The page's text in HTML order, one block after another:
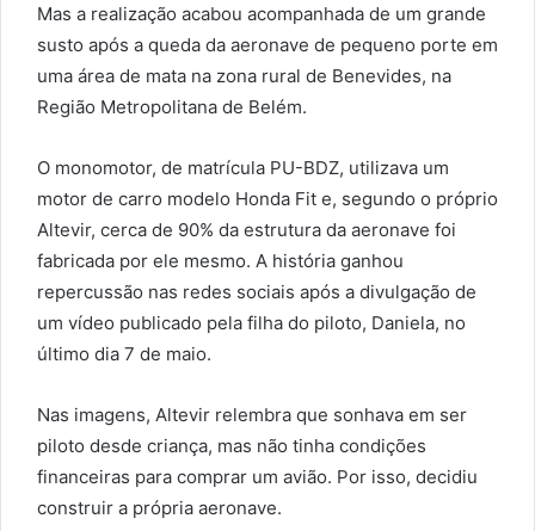
Mas a realização acabou acompanhada de um grande
susto após a queda da aeronave de pequeno porte em
uma área de mata na zona rural de Benevides, na
Região Metropolitana de Belém.
O monomotor, de matrícula PU-BDZ, utilizava um
motor de carro modelo Honda Fit e, segundo o próprio
Altevir, cerca de 90% da estrutura da aeronave foi
fabricada por ele mesmo. A história ganhou
repercussão nas redes sociais após a divulgação de
um vídeo publicado pela filha do piloto, Daniela, no
último dia 7 de maio.
Nas imagens, Altevir relembra que sonhava em ser
piloto desde criança, mas não tinha condições
financeiras para comprar um avião. Por isso, decidiu
construir a própria aeronave.